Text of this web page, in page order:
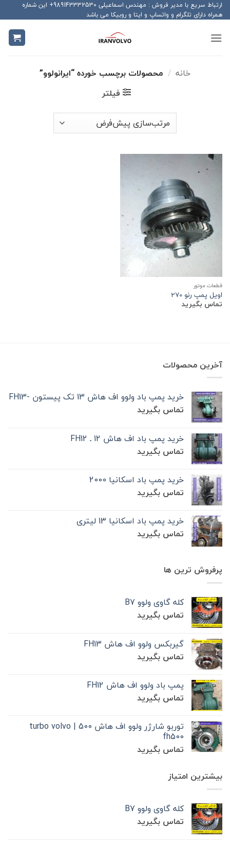
Skip
to
content
ارتباط سریع با مدیر فروش : مهندس اسماعیلی 989143332530+ این شماره
همراه دارای تلگرام و واتساپ و ایتا و روبیکا می باشد
خانه / محصولات برچسب خورده “ایرانولوو”
فیلتر
قطعات موتور
اویل پمپ رنو 270
تماس بگیرید
آخرین محصولات
خرید پمپ باد ولوو اف هاش 13 تک‌ پیستون -FH13
تماس بگیرید
خرید پمپ باد اف هاش 12 ـ FH12
تماس بگیرید
خرید پمپ باد اسکانیا 2000
تماس بگیرید
خرید پمپ باد اسکانیا 13 لیتری
تماس بگیرید
پرفروش ترین ها
کله گاوی ولوو B7
تماس بگیرید
گیربکس ولوو اف هاش FH13
تماس بگیرید
پمپ باد ولوو اف هاش FH12
تماس بگیرید
توربو شارژر ولوو اف هاش 500 | turbo volvo
fh500
تماس بگیرید
بیشترین امتیاز
کله گاوی ولوو B7
تماس بگیرید